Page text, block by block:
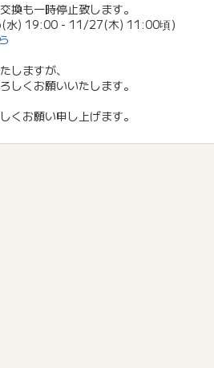
換も一時停止致します。
水) 19:00 - 11/27(木) 11:00頃）
しますが、
しくお願いいたします。
くお願い申し上げます。